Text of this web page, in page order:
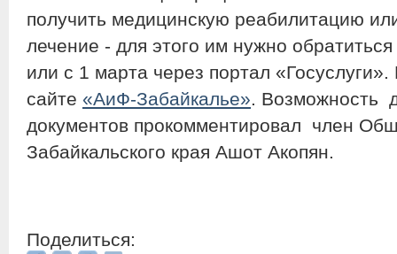
получить медицинскую реабилитацию
лечение - для этого им нужно
или с 1 марта через портал
сайте «АиФ-Забайкалье». Возможность
документов прокомментировал член
Забайкальского края Ашот Акопян.
Поделиться: